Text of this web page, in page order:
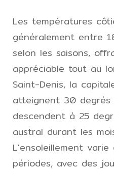
Les températures
généralement entre
selon les saisons,
appréciable tout au
Saint-Denis, la
atteignent 30
descendent à 25
austral durant les
L'ensoleillement
périodes, avec des